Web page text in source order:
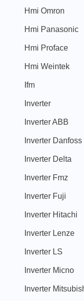
Hmi Omron
Hmi Panasonic
Hmi Proface
Hmi Weintek
Ifm
Inverter
Inverter ABB
Inverter Danfoss
Inverter Delta
Inverter Fmz
Inverter Fuji
Inverter Hitachi
Inverter Lenze
Inverter LS
Inverter Micno
Inverter